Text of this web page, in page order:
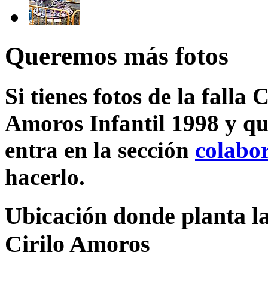
Queremos más fotos
Si tienes fotos de la falla
Amoros Infantil 1998 y
entra en la sección
hacerlo.
Ubicación donde planta
Cirilo Amoros